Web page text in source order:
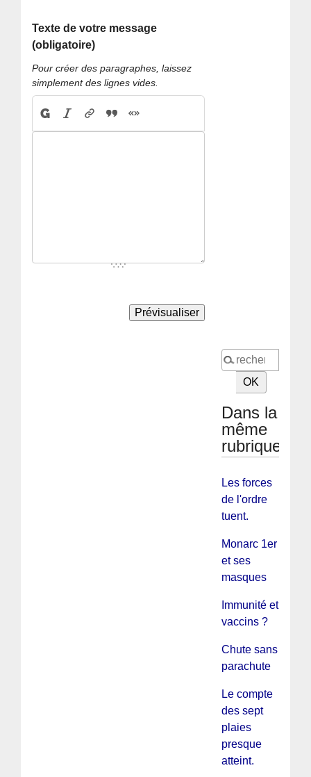
Texte de votre message
(obligatoire)
Pour créer des paragraphes, laissez
simplement des lignes vides.
Dans la
même
rubrique
Les forces
de l'ordre
tuent.
Monarc 1er
et ses
masques
Immunité et
vaccins ?
Chute sans
parachute
Le compte
des sept
plaies
presque
atteint.